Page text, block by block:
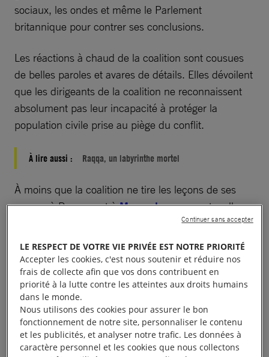
sociaux, les ondes et même le Parlement
britannique pour contrer ses conclusions.
Les réactions à chaud de la coalition sont cousues
de belles paroles et avares de détails. Elles dévoilent
que les dirigeants de la coalition ne reconnaissent
absolument pas leur incapacité à protéger la
population civile prise au piège du conflit.
À lire aussi : Raqqa, un labyrinthe mortel
À moins que la coalition ne tire les leçons de ses
erreurs à Raqqa – et àMossoulauparavant – elle se
condamne à les répéter, et ce sont les civils qui en
paieront une nouvelle fois le prix.
Des enquêtes insuffisantes
Nous avons passé des semaines à Raqqa à mener
LE RESPECT DE VOTRE VIE PRIVÉE EST NOTRE PRIORITÉ
Accepter les cookies, c'est nous soutenir et réduire nos
frais de collecte afin que vos dons contribuent en
priorité à la lutte contre les atteintes aux droits humains
dans le monde.
Nous utilisons des cookies pour assurer le bon
fonctionnement de notre site, personnaliser le contenu
et les publicités, et analyser notre trafic. Les données à
caractère personnel et les cookies que nous collectons
Continuer sans accepter